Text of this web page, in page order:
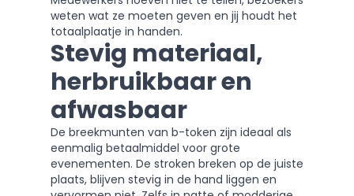
weten wat ze moeten geven en jij houdt het
totaalplaatje in handen.
Stevig materiaal,
herbruikbaar en
afwasbaar
De breekmunten van b-token zijn ideaal als
eenmalig betaalmiddel voor grote
evenementen. De stroken breken op de juiste
plaats, blijven stevig in de hand liggen en